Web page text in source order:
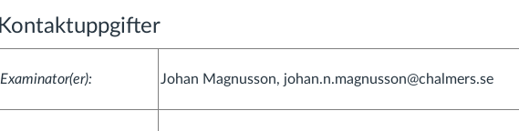
Kontaktuppgifter
Examinator(er): Johan Magnusson, johan.n.magnusson@chalmers.se